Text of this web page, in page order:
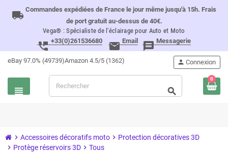
local_shipping Commandes expédiées de France le jour même jusqu'à 15h. Frais
de port gratuit au-dessus de 40€.
Vega® : Spécialiste de l'éclairage pour Auto et Moto
perm_phone_msg +33(0)261536680 email Email message Messagerie
eBay 97.0% (49739)Amazon 4.5/5 (1362)
view_headline
person Connexion
search
0
chevron_right Accessoires décoratifs moto chevron_right Protection décoratives 3D
chevron_right Protège réservoirs 3D chevron_right Tous